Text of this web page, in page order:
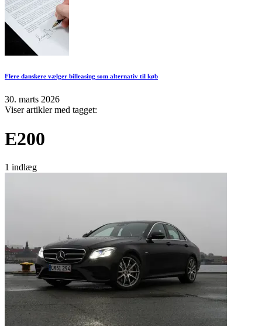
Flere danskere vælger billeasing som alternativ til køb
30. marts 2026
Viser artikler med tagget:
E200
1 indlæg